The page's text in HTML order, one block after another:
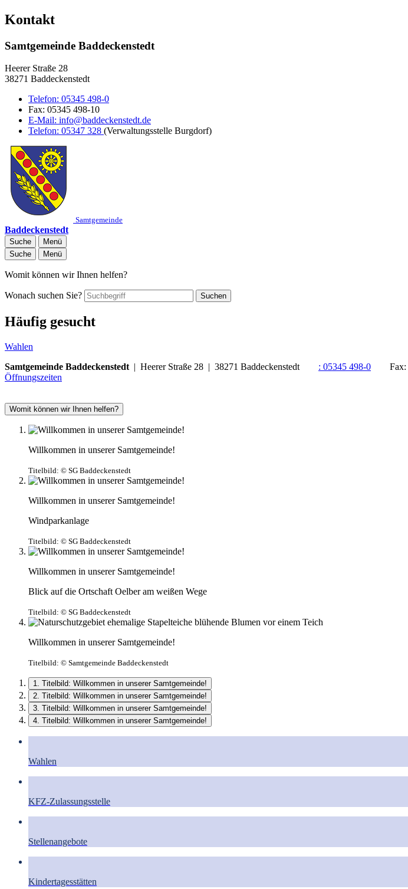
Kontakt
Samtgemeinde Baddeckenstedt
Heerer Straße 28
38271 Baddeckenstedt
Telefon: 05345 498-0
Fax: 05345 498-10
E-Mail: info@baddeckenstedt.de
Telefon: 05347 328 (Verwaltungsstelle Burgdorf)
Samtgemeinde
Baddeckenstedt
Suche
Menü
Suche
Menü
Womit können wir Ihnen helfen?
Wonach suchen Sie? Suchen
Häufig gesucht
Wahlen
Samtgemeinde Baddeckenstedt | Heerer Straße 28 | 38271 Baddeckenstedt : 05345 498-0 Fax:
Öffnungszeiten
Womit können wir Ihnen helfen?
Willkommen in unserer Samtgemeinde!
Titelbild: © SG Baddeckenstedt
Willkommen in unserer Samtgemeinde!
Windparkanlage
Titelbild: © SG Baddeckenstedt
Willkommen in unserer Samtgemeinde!
Blick auf die Ortschaft Oelber am weißen Wege
Titelbild: © SG Baddeckenstedt
Willkommen in unserer Samtgemeinde!
Titelbild: © Samtgemeinde Baddeckenstedt
1. Titelbild: Willkommen in unserer Samtgemeinde!
2. Titelbild: Willkommen in unserer Samtgemeinde!
3. Titelbild: Willkommen in unserer Samtgemeinde!
4. Titelbild: Willkommen in unserer Samtgemeinde!
Wahlen
KFZ-Zulassungsstelle
Stellenangebote
Kindertagesstätten